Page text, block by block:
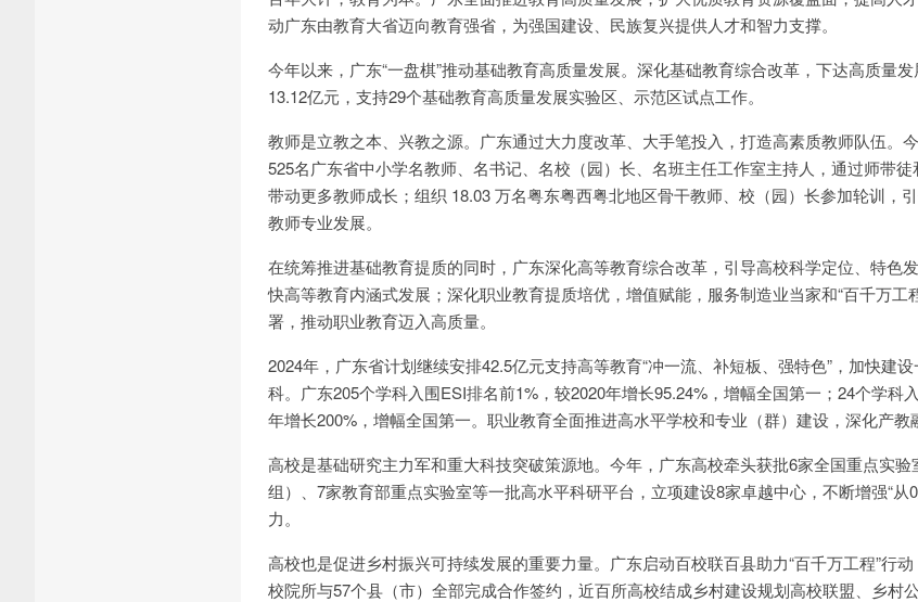
动广东由教育大省迈向教育强省，为强国建设、民族复兴提供人才和智力支撑。
今年以来，广东“一盘棋”推动基础教育高质量发展。深化基础教育综合改革，下达高质量
13.12亿元，支持29个基础教育高质量发展实验区、示范区试点工作。
教师是立教之本、兴教之源。广东通过大力度改革、大手笔投入，打造高素质教师队伍。
525名广东省中小学名教师、名书记、名校（园）长、名班主任工作室主持人，通过师带
带动更多教师成长；组织 18.03 万名粤东粤西粤北地区骨干教师、校（园）长参加轮训，
教师专业发展。
在统筹推进基础教育提质的同时，广东深化高等教育综合改革，引导高校科学定位、特色
快高等教育内涵式发展；深化职业教育提质培优，增值赋能，服务制造业当家和“百千万工
署，推动职业教育迈入高质量。
2024年，广东省计划继续安排42.5亿元支持高等教育“冲一流、补短板、强特色”，加快建
科。广东205个学科入围ESI排名前1%，较2020年增长95.24%，增幅全国第一；24个学科
年增长200%，增幅全国第一。职业教育全面推进高水平学校和专业（群）建设，深化产教
高校是基础研究主力军和重大科技突破策源地。今年，广东高校牵头获批6家全国重点实验
组）、7家教育部重点实验室等一批高水平科研平台，立项建设8家卓越中心，不断增强“从
力。
高校也是促进乡村振兴可持续发展的重要力量。广东启动百校联百县助力“百千万工程”行
校院所与57个县（市）全部完成合作签约，近百所高校结成乡村建设规划高校联盟、乡村